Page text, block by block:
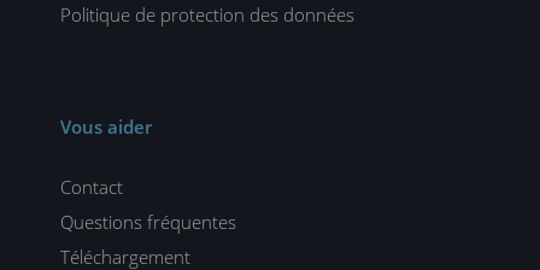
Politique de protection des données
Vous aider
Contact
Questions fréquentes
Téléchargement